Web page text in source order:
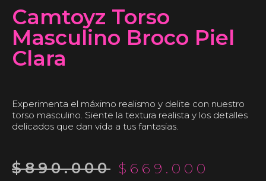
Camtoyz Torso
Masculino Broco Piel
Clara
Experimenta el máximo realismo y delite con nuestro
torso masculino. Siente la textura realista y los detalles
delicados que dan vida a tus fantasias.
$890.000 $ 669.000